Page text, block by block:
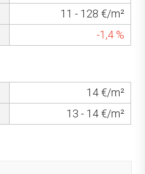
11 - 128 €/m²
-1,4 %
14 €/m²
13 - 14 €/m²